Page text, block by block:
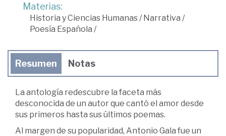
Materias:
Historia y Ciencias Humanas /Narrativa /
Poesía Española /
Resumen Notas
La antología redescubre la faceta más
desconocida de un autor que cantó el amor desde
sus primeros hasta sus últimos poemas.
Al margen de su popularidad, Antonio Gala fue un